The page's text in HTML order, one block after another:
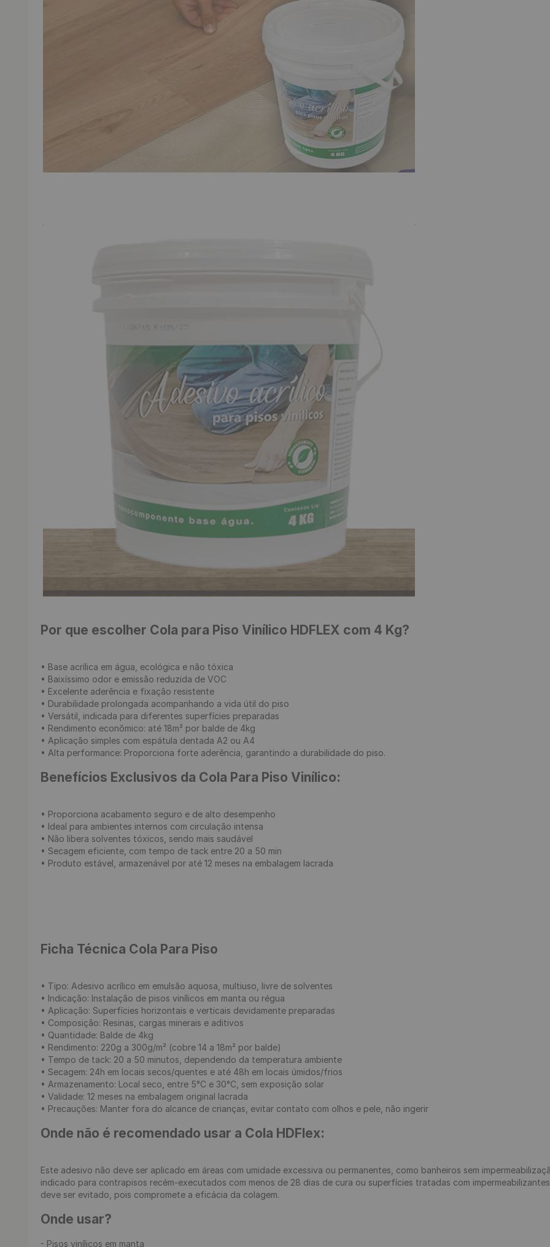
Por que escolher Cola para Piso Vinílico HDFLEX com 4 Kg?
• Base acrílica em água, ecológica e não tóxica
• Baixíssimo odor e emissão reduzida de VOC
• Excelente aderência e fixação resistente
• Durabilidade prolongada acompanhando a vida útil do piso
• Versátil, indicada para diferentes superfícies preparadas
• Rendimento econômico: até 18m² por balde de 4kg
• Aplicação simples com espátula dentada A2 ou A4
• Alta performance: Proporciona forte aderência, garantindo a durabilidade do piso.
Benefícios Exclusivos da Cola Para Piso Vinílico:
• Proporciona acabamento seguro e de alto desempenho
• Ideal para ambientes internos com circulação intensa
• Não libera solventes tóxicos, sendo mais saudável
• Secagem eficiente, com tempo de tack entre 20 a 50 min
• Produto estável, armazenável por até 12 meses na embalagem lacrada
Ficha Técnica Cola Para Piso
• Tipo: Adesivo acrílico em emulsão aquosa, multiuso, livre de solventes
• Indicação: Instalação de pisos vinílicos em manta ou régua
• Aplicação: Superfícies horizontais e verticais devidamente preparadas
• Composição: Resinas, cargas minerais e aditivos
• Quantidade: Balde de 4kg
• Rendimento: 220g a 300g/m² (cobre 14 a 18m² por balde)
• Tempo de tack: 20 a 50 minutos, dependendo da temperatura ambiente
• Secagem: 24h em locais secos/quentes e até 48h em locais úmidos/frios
• Armazenamento: Local seco, entre 5°C e 30°C, sem exposição solar
• Validade: 12 meses na embalagem original lacrada
• Precauções: Manter fora do alcance de crianças, evitar contato com olhos e pele, não ingerir
Onde não é recomendado usar a Cola HDFlex:
Este adesivo não deve ser aplicado em áreas com umidade excessiva ou permanentes, como banheiros sem
indicado para contrapisos recém-executados com menos de 28 dias de cura ou superfícies tratadas com
deve ser evitado, pois compromete a eficácia da colagem.
Onde usar?
- Pisos vinílicos em manta